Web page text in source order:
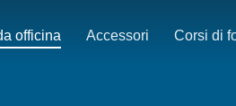
officina Accessori Corsi di